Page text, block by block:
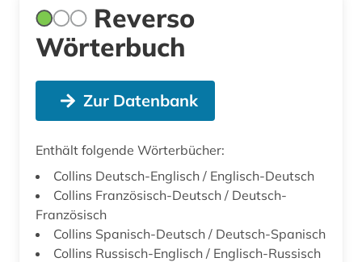
Reverso
Wörterbuch
Zur Datenbank
Enthält folgende Wörterbücher:
Collins Deutsch-Englisch / Englisch-Deutsch
Collins Französisch-Deutsch / Deutsch-
Französisch
Collins Spanisch-Deutsch / Deutsch-Spanisch
Collins Russisch-Englisch / Englisch-Russisch